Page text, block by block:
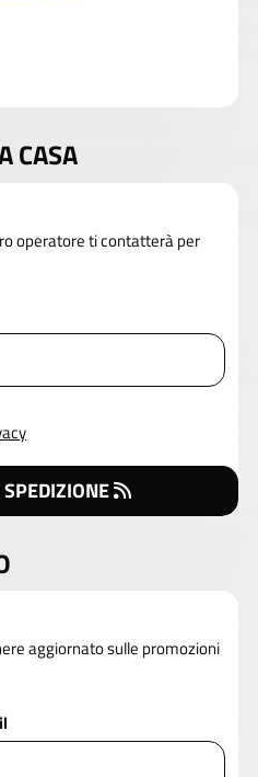
CASA
operatore ti contatterà per
aggiornato sulle promozioni